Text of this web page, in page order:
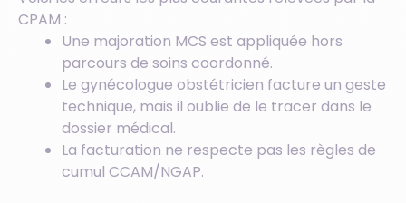
CPAM :
Une majoration MCS est appliquée hors
parcours de soins coordonné.
Le gynécologue obstétricien facture un geste
technique, mais il oublie de le tracer dans le
dossier médical.
La facturation ne respecte pas les règles de
cumul CCAM/NGAP.